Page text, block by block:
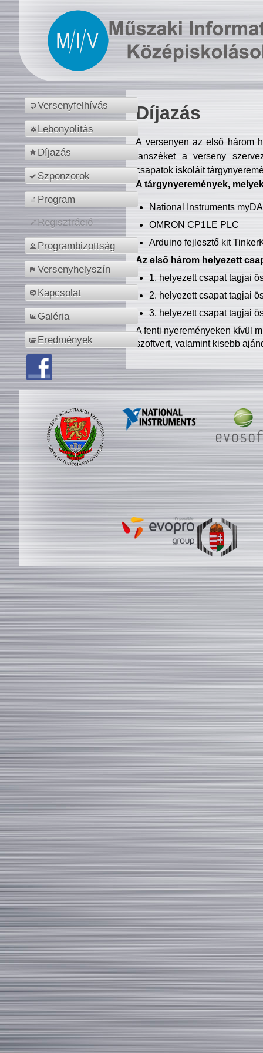
Versenyfelhívás
Lebonyolítás
Díjazás
Szponzorok
Program
Regisztráció
Programbizottság
Versenyhelyszín
Kapcsolat
Galéria
Eredmények
Díjazás
A versenyen az első három
tanszéket a verseny
csapatok iskoláit
A tárgynyeremények,
National Instruments
OMRON CP1LE PLC
Arduino fejlesztő kit
Az első három helyezett
1. helyezett csapat tagjai
2. helyezett csapat tagjai
3. helyezett csapat tagjai
A fenti nyereményeken kívül
szoftvert, valamint kisebb